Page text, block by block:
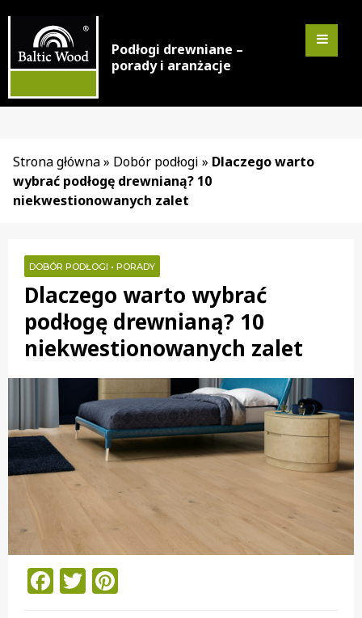
Podłogi drewniane –
porady i aranżacje
Strona główna» Dobór podłogi » Dlaczego warto
wybrać podłogę drewnianą? 10
niekwestionowanych zalet
DOBÓR PODŁOGI • PORADY
Dlaczego warto wybrać
podłogę drewnianą? 10
niekwestionowanych zalet
Facebook
Twitter